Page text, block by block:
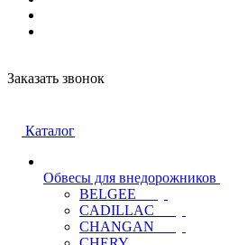
Заказать звонок
Каталог
Обвесы для внедорожников
BELGEE
CADILLAC
CHANGAN